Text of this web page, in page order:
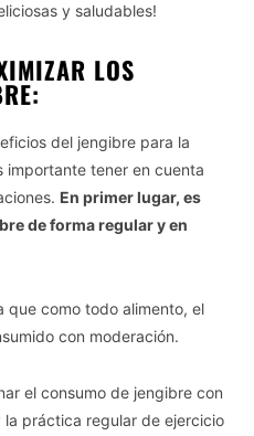
y saludables!
LOS
del jengibre para la
importante tener en cuenta
En primer lugar, es
de forma regular y en
que como todo alimento, el
con moderación.
el consumo de jengibre con
la práctica regular de ejercicio